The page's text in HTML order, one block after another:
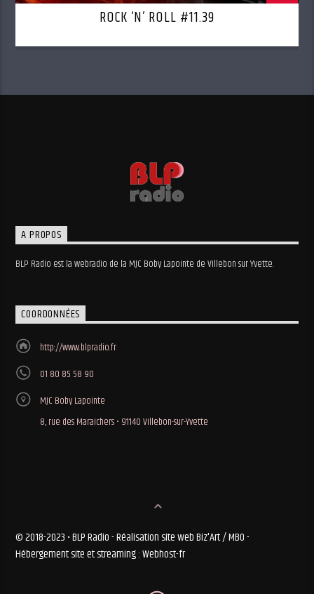
ROCK ‘N’ ROLL #11.39
A PROPOS
BLP Radio est la webradio de la MJC Boby Lapointe de Villebon sur Yvette.
COORDONNÉES
http://www.blpradio.fr
01 80 85 58 90
MJC Boby Lapointe
8, rue des Maraichers • 91140 Villebon-sur-Yvette
© 2018-2023 • BLP Radio - Réalisation site web Biz'Art / MBO -
Hébergement site et streaming : Webhost-fr